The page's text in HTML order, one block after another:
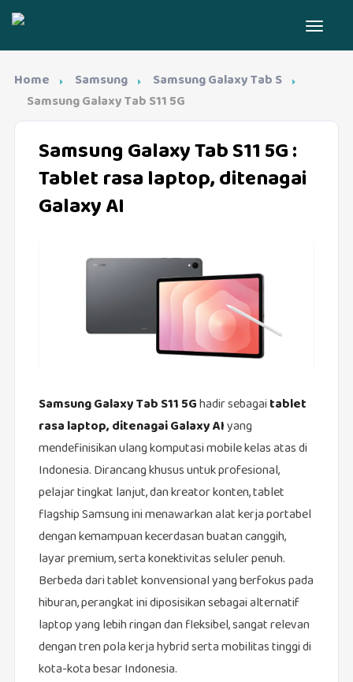
Home Samsung
Samsung Galaxy Tab S
Samsung Galaxy Tab S11 5G
Samsung Galaxy Tab S11 5G:
Tablet rasa laptop, ditenagai
Galaxy AI
Samsung Galaxy Tab S11 5Ghadir sebagaitablet
rasa laptop, ditenagai Galaxy AIyang
mendefinisikan ulang komputasi mobile kelas atas di
Indonesia. Dirancang khusus untuk profesional,
pelajar tingkat lanjut, dan kreator konten, tablet
flagship Samsung ini menawarkan alat kerja portabel
dengan kemampuan kecerdasan buatan canggih,
layar premium, serta konektivitas seluler penuh.
Berbeda dari tablet konvensional yang berfokus pada
hiburan, perangkat ini diposisikan sebagai alternatif
laptop yang lebih ringan dan fleksibel, sangat relevan
dengan tren pola kerja hybrid serta mobilitas tinggi di
kota-kota besar Indonesia.